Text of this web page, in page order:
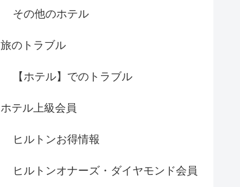
その他のホテル
旅のトラブル
【ホテル】でのトラブル
ホテル上級会員
ヒルトンお得情報
ヒルトンオナーズ・ダイヤモンド会員